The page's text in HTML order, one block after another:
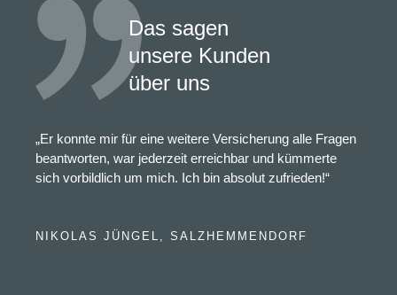
Das sagen
unsere Kunden
über uns
„Er konnte mir für eine weitere Versicherung alle Fragen
beantworten, war jederzeit erreichbar und kümmerte
sich vorbildlich um mich. Ich bin absolut zufrieden!“
NIKOLAS JÜNGEL, SALZHEMMENDORF